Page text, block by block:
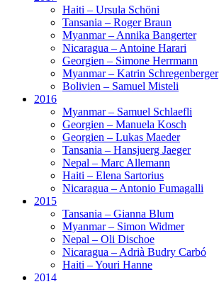
Haiti – Ursula Schöni
Tansania – Roger Braun
Myanmar – Annika Bangerter
Nicaragua – Antoine Harari
Georgien – Simone Herrmann
Myanmar – Katrin Schregenberger
Bolivien – Samuel Misteli
2016
Myanmar – Samuel Schlaefli
Georgien – Manuela Kosch
Georgien – Lukas Maeder
Tansania – Hansjuerg Jaeger
Nepal – Marc Allemann
Haiti – Elena Sartorius
Nicaragua – Antonio Fumagalli
2015
Tansania – Gianna Blum
Myanmar – Simon Widmer
Nepal – Oli Dischoe
Nicaragua – Adrià Budry Carbó
Haiti – Youri Hanne
2014